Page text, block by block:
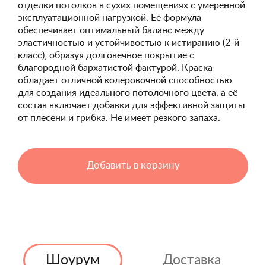
отделки потолков в сухих помещениях с умеренной
эксплуатационной нагрузкой. Её формула
обеспечивает оптимальный баланс между
эластичностью и устойчивостью к истиранию (2-й
класс), образуя долговечное покрытие с
благородной бархатистой фактурой. Краска
обладает отличной колеровочной способностью
для создания идеального потолочного цвета, а её
состав включает добавки для эффективной защиты
от плесени и грибка. Не имеет резкого запаха.
Добавить в корзину
Шоурум Доставка